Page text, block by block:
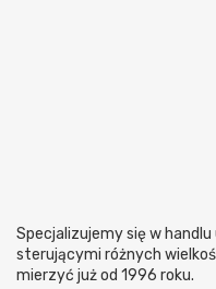
Specjalizujemy się w
sterującymi różnych
mierzyć już od 1996 roku.